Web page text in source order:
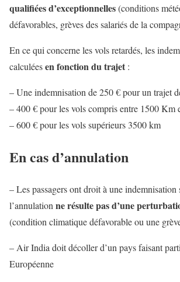
qualifiées d’exceptionnelles(conditions
défavorables, grèves des salariés de la
En ce qui concerne les vols retardés, les
calculéesen fonction du trajet :
– Une indemnisation de 250 € pour un trajet
– 400 € pour les vols compris entre 1500 Km
– 600 € pour les vols supérieurs 3500 km
En cas d’annulation
– Les passagers ont droit à une indemnisation
l’annulation ne résulte pas d’une
(condition climatique défavorable ou une
– Air India doit décoller d’un pays faisant
Européenne